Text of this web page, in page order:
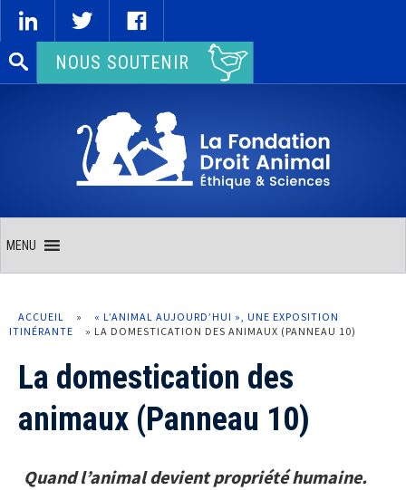
Rechercher :NOUS SOUTENIR
MENU
ACCUEIL »
« L’ANIMAL AUJOURD’HUI », UNE EXPOSITION
ITINÉRANTE
» LA DOMESTICATION DES ANIMAUX (PANNEAU 10)
La domestication des
animaux (Panneau 10)
Quand l’animal devient propriété humaine.